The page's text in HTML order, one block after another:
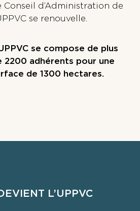
Conseil d’Administration de
se renouvelle.
se compose de plus
2200 adhérents pour une
de 1300 hectares.
L’UPPVC